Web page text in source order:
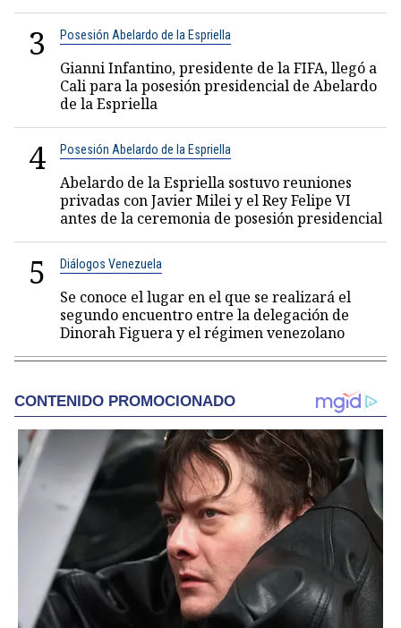
3 Posesión Abelardo de la Espriella
Gianni Infantino, presidente de la FIFA, llegó a
Cali para la posesión presidencial de Abelardo
de la Espriella
4 Posesión Abelardo de la Espriella
Abelardo de la Espriella sostuvo reuniones
privadas con Javier Milei y el Rey Felipe VI
antes de la ceremonia de posesión presidencial
5 Diálogos Venezuela
Se conoce el lugar en el que se realizará el
segundo encuentro entre la delegación de
Dinorah Figuera y el régimen venezolano